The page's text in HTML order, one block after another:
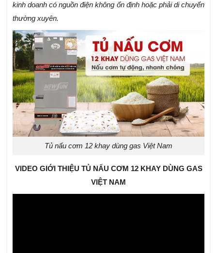
kinh doanh có nguồn điện không ổn định hoặc phải di chuyển
thường xuyên.
Tủ nấu cơm 12 khay dùng gas Việt Nam
VIDEO GIỚI THIỆU TỦ NẤU CƠM 12 KHAY DÙNG GAS
VIỆT NAM